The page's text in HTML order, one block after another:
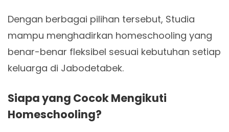
Dengan berbagai pilihan tersebut, Studia
mampu menghadirkan homeschooling yang
benar-benar fleksibel sesuai kebutuhan setiap
keluarga di Jabodetabek.
Siapa yang Cocok Mengikuti
Homeschooling?